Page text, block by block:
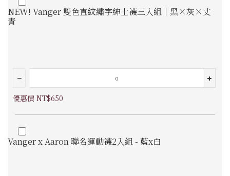
NEW! Vanger 雙色直紋繡字紳士襪三入組｜黑×灰×丈
青
優惠價 NT$650
Vanger x Aaron 聯名運動襪2入組 - 藍x白